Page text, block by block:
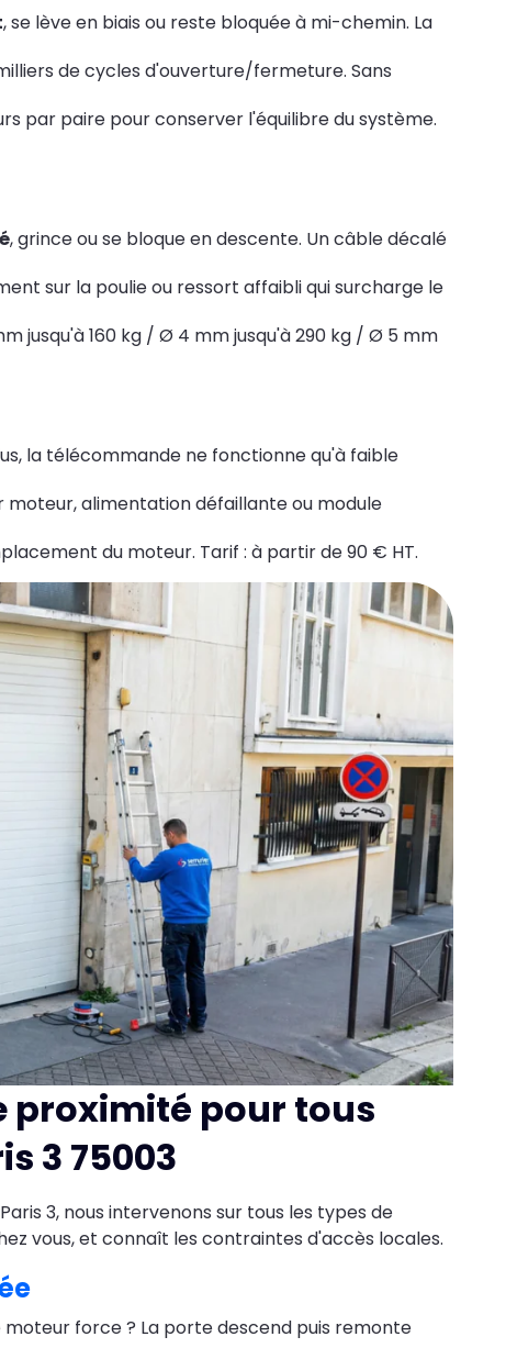
, se lève en biais ou reste bloquée à mi-chemin. La
de cycles d'ouverture/fermeture. Sans
par paire pour conserver l'équilibre du système.
, grince ou se bloque en descente. Un câble décalé
sur la poulie ou ressort affaibli qui surcharge le
jusqu'à 160 kg / Ø 4 mm jusqu'à 290 kg / Ø 5 mm
la télécommande ne fonctionne qu'à faible
moteur, alimentation défaillante ou module
du moteur. Tarif : à partir de 90 € HT.
proximité pour tous
3 75003
3, nous intervenons sur tous les types de
vous, et connaît les contraintes d'accès locales.
moteur force ? La porte descend puis remonte